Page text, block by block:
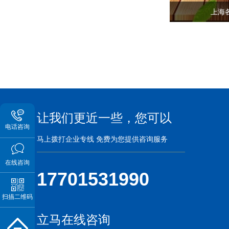
上
让我们更近一些，您可以
马上拨打企业专线 免费为您提供咨询服务
17701531990
立马在线咨询
电话咨询
在线咨询
扫描二维码